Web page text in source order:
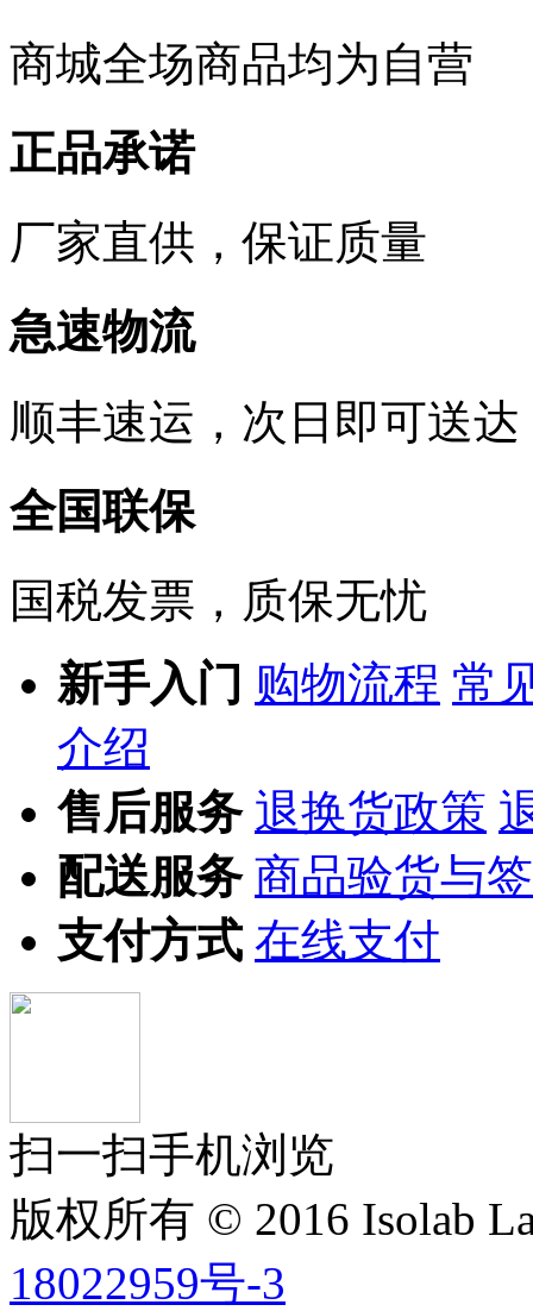
商城全场商品均为自营
正品承诺
厂家直供，保证质量
急速物流
顺丰速运，次日即可送达
全国联保
国税发票，质保无忧
新手入门 购物流程 常
介绍
售后服务 退换货政策
配送服务 商品验货与
支付方式 在线支付
扫一扫手机浏览
版权所有 © 2016 Isolab
18022959号-3